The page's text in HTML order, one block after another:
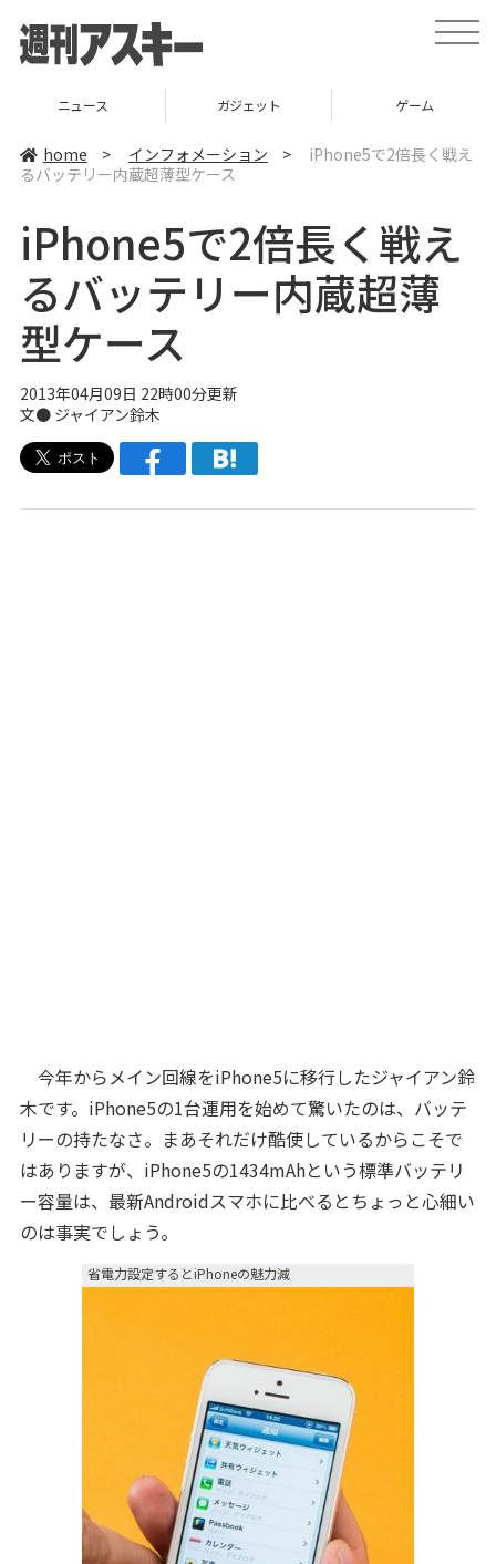
t
o
v
o
ニュース ガジェット ゲーム
home > インフォメーション >
iPhone5で2倍長く戦え
るバッテリー内蔵超薄型ケース
iPhone5で2倍長く戦え
るバッテリー内蔵超薄
型ケース
2013年04月09日 22時00分更新
文● ジャイアン鈴木
今年からメイン回線をiPhone5に移行したジャイアン鈴
木です。iPhone5の1台運用を始めて驚いたのは、バッテ
リーの持たなさ。まあそれだけ酷使しているからこそで
はありますが、iPhone5の1434mAhという標準バッテリ
ー容量は、最新Androidスマホに比べるとちょっと心細い
のは事実でしょう。
省電力設定するとiPhoneの魅力減